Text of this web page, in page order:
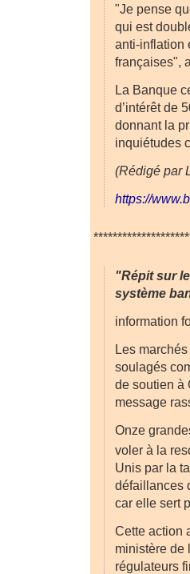
"Je pense
qui est
anti-inflation
françaises",
La Banque
d’intérêt de
donnant la
inquiétudes
(Rédigé par
https://
"Répit sur
système
information
Les
soulagés
de soutien à
message
Onze
voler à la
Unis par la
défaillances
car elle sert
Cette action
ministère de
régulateurs